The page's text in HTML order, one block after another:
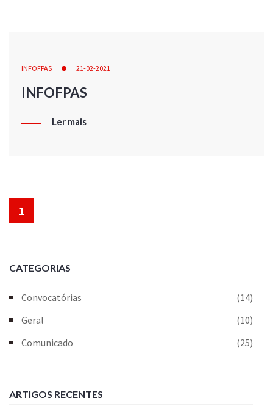
INFOFPAS 21-02-2021
INFOFPAS
Ler mais
1
CATEGORIAS
Convocatórias
(14)
Geral
(10)
Comunicado
(25)
ARTIGOS RECENTES